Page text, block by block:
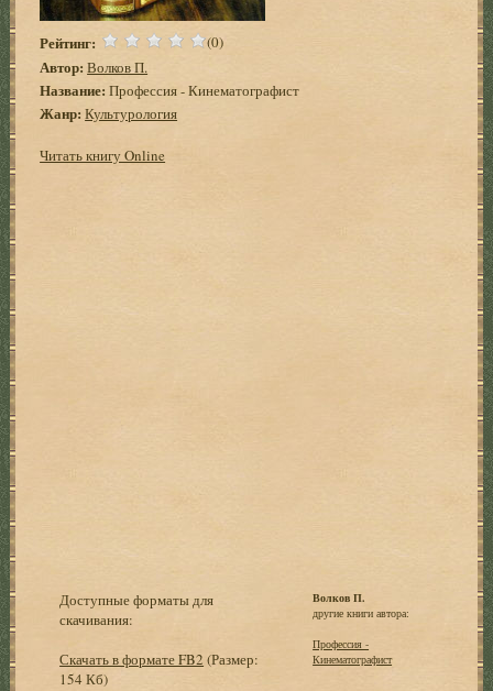
Рейтинг: (0)
Автор: Волков П.
Название: Профессия - Кинематографист
Жанр: Культурология
Читать книгу Online
Доступные форматы для
скачивания:
Скачать в формате FB2 (Размер:
154 Кб)
Волков П.
другие книги автора:
Профессия -
Кинематографист